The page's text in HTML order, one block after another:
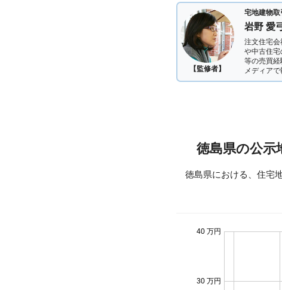
【監修者】
宅地建物取
岩野 愛
注文住宅
や中古住宅
等の売買
メディアで
徳島県の公示
徳島県における、住宅
30 万円
40 万円